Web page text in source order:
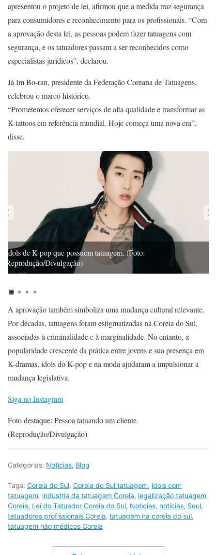
apresentou o projeto de lei, afirmou que a medida traz segurança
para consumidores e reconhecimento para os profissionais. “Com
a aprovação desta lei, as pessoas podem fazer tatuagens com
segurança, e os tatuadores passam a ser reconhecidos como
especialistas jurídicos”, declarou.
Já Im Bo-ran, presidente da Federação Coreana de Tatuagens,
celebrou o marco histórico.
“Prometemos oferecer serviços de alta qualidade e transformar as
K-tattoos em referência mundial. Hoje começa uma nova era”,
disse.
Idols de K-pop que possuem tatuagem. (Foto:
Reprodução/Divulgação)
A aprovação também simboliza uma mudança cultural relevante.
Por décadas, tatuagens foram estigmatizadas na Coreia do Sul,
associadas à criminalidade e à marginalidade. No entanto, a
popularidade crescente da prática entre jovens e sua presença em
K-dramas, idols do K-pop e na moda ajudaram a impulsionar a
mudança legislativa.
Siga no Instagram
Foto destaque: Pessoa tatuando um cliente.
(Reprodução/Divulgação)
Categorias: Notícias, Blog
Tags: Coreia do Sul, Coreia do Sul tatuagem, idols com
tatuagem, indústria da tatuagem Coreia, legalização tatuagem
Coreia, Lei do Tatuador Coreia do Sul, Noticias, notícias, Seul,
tatuadores profissionais Coreia, tatuagem na coreia do sul,
tatuagem não médicos Coreia